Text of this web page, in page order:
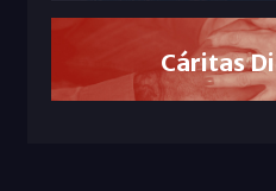
Cáritas